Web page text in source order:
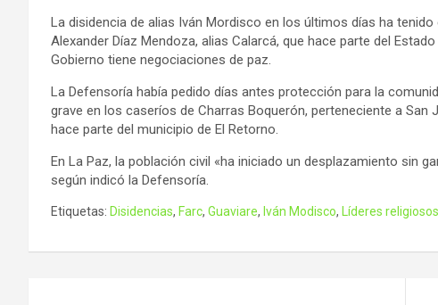
La disidencia de alias Iván Mordisco en los últimos días ha
Alexander Díaz Mendoza, alias Calarcá, que hace parte del
Gobierno tiene negociaciones de paz.
La Defensoría había pedido días antes protección para la
grave en los caseríos de Charras Boquerón, perteneciente a San
hace parte del municipio de El Retorno.
En La Paz, la población civil «ha iniciado un desplazamiento sin
según indicó la Defensoría.
Etiquetas: Disidencias, Farc, Guaviare, Iván Modisco, Líderes religiosos